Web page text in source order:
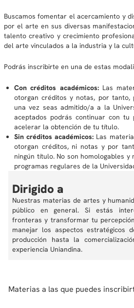
Buscamos fomentar el acercamiento y
por el arte en sus diversas
talento creativo y crecimiento
del arte vinculados a la industria y la
Podrás inscribirte en una de estas
Con créditos académicos:Las
otorgan créditos y notas, por tanto,
una vez seas admitido/a a la
aceptados podrás continuar con tu
acelerar la obtención de tu título.
Sin créditos académicos: Las
otorgan créditos, ni notas y por
ningún título. No son homologables y
programas regulares de la
Dirigido a
Nuestras materias de artes y
público en general. Si estás
fronteras y transformar tu
manejar los aspectos estratégicos
producción hasta la
experiencia Uniandina.
Materias a las que puedes